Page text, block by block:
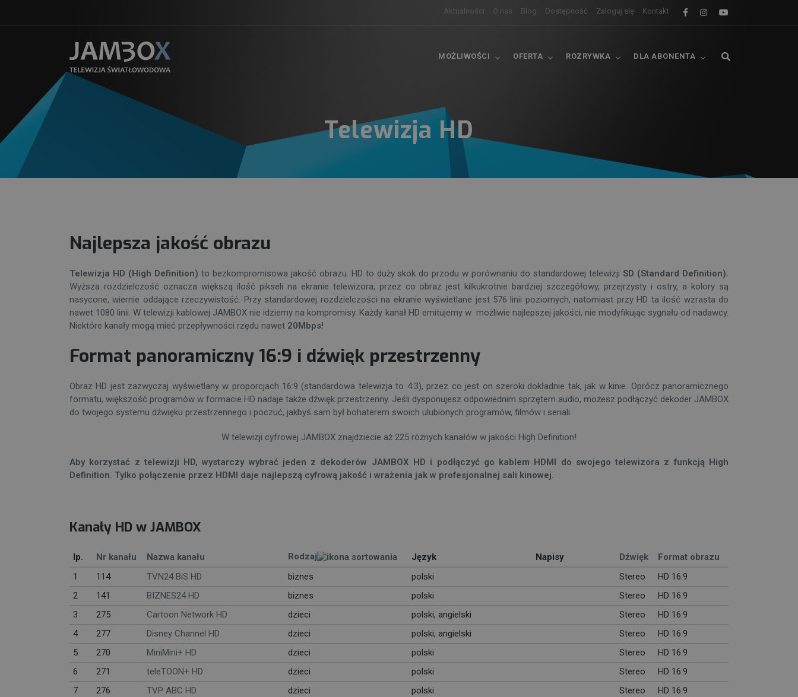
Aktualności O nas Blog Dostępność Zaloguj się Kontakt
MOŻLIWOŚCI OFERTA ROZRYWKA DLA ABONENTA
Telewizja HD
Najlepsza jakość obrazu
Telewizja HD (High Definition) to bezkompromisowa jakość obrazu. HD to duży skok do przodu w porównaniu do standardowej telewizjiSD (Standard Definition).
Wyższa rozdzielczość oznacza większą ilość pikseli na ekranie telewizora, przez co obraz jest kilkukrotnie bardziej szczegółowy, przejrzysty i ostry, a kolory są
nasycone, wiernie oddające rzeczywistość. Przy standardowej rozdzielczości na ekranie wyświetlane jest 576 linii poziomych, natomiast przy HD ta ilość wzrasta do
nawet 1080 linii. Wtelewizji kablowej JAMBOX nie idziemy na kompromisy. Każdy kanał HD emitujemy w możliwie najlepszej jakości, nie modyfikując sygnału od nadawcy.
Niektóre kanały mogą mieć przepływności rzędu nawet 20Mbps!
Format panoramiczny 16:9 i dźwięk przestrzenny
Obraz HD jest zazwyczaj wyświetlany w proporcjach 16:9 (standardowa telewizja to 4:3), przez co jest on szeroki dokładnie tak, jak w kinie. Oprócz panoramicznego
formatu, większość programów w formacie HD nadaje także dźwięk przestrzenny. Jeśli dysponujesz odpowiednim sprzętem audio, możesz podłączyć dekoder JAMBOX
do twojego systemu dźwięku przestrzennego i poczuć, jakbyś sam był bohaterem swoich ulubionych programów, filmów i seriali.
W telewizji cyfrowej JAMBOX znajdziecie aż 225 różnych kanałów w jakości High Definition!
Aby korzystać z telewizji HD, wystarczy wybrać jeden z dekoderów JAMBOX HD i podłączyć go kablem HDMI do swojego telewizora z funkcją High
Definition. Tylko połączenie przez HDMI daje najlepszą cyfrową jakość i wrażenia jak w profesjonalnej sali kinowej.
Kanały HD w JAMBOX
lp. Nr kanału Nazwa kanału Rodzaj Język Napisy Dźwięk
Format obrazu
1
114 TVN24 BiS HD biznes polski Stereo
HD 16:9
2
141 BIZNES24 HD biznes polski Stereo
HD 16:9
3
275 Cartoon Network HD dzieci polski, angielski Stereo
HD 16:9
4
277 Disney Channel HD dzieci polski, angielski Stereo
HD 16:9
5
270 MiniMini+ HD dzieci polski Stereo
HD 16:9
6
271 teleTOON+ HD dzieci polski Stereo
HD 16:9
7
276 TVP ABC HD dzieci polski Stereo
HD 16:9